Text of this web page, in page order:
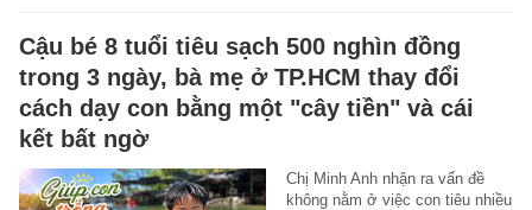
Cậu bé 8 tuổi tiêu sạch 500 nghìn đồng
trong 3 ngày, bà mẹ ở TP.HCM thay đổi
cách dạy con bằng một "cây tiền" và cái
kết bất ngờ
Chị Minh Anh nhận ra vấn đề
không nằm ở việc con tiêu nhiều